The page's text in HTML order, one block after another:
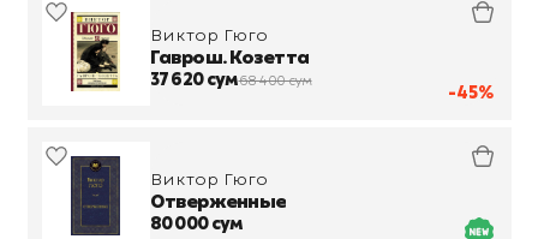
-45%
Виктор Гюго
Гаврош. Козетта
37 620 сум68 400 сум
Виктор Гюго
Отверженные
80 000 сум